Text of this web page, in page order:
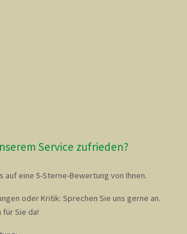
Service zufrieden?
auf eine 5-Sterne-Bewertung von Ihnen.
oder Kritik: Sprechen Sie uns gerne an.
Sie da!